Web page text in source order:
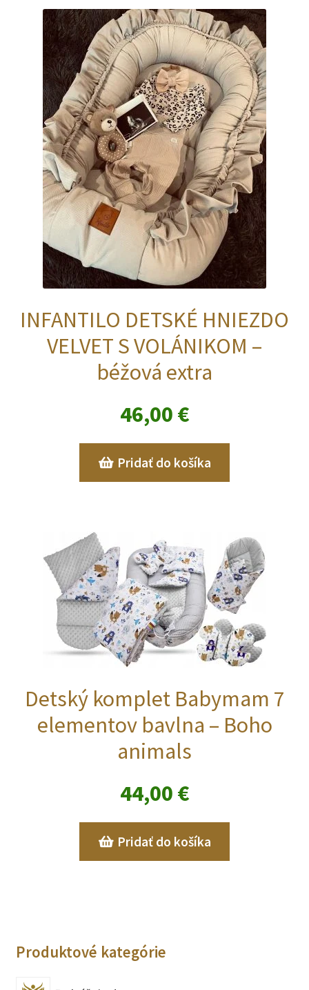
INFANTILO DETSKÉ HNIEZDO
VELVET S VOLÁNIKOM –
béžová extra
46,00 €
Pridať do košíka
Detský komplet Babymam 7
elementov bavlna – Boho
animals
44,00 €
Pridať do košíka
Produktové kategórie